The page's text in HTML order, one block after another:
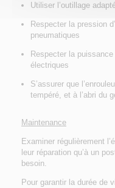
Utiliser l’outillage
Respecter la pression
pneumatiques
Respecter la
électriques
S’assurer que
tempéré, et à l’abri du
Maintenance
Examiner régulièrement
leur réparation qu’à un
besoin.
Pour garantir la durée de